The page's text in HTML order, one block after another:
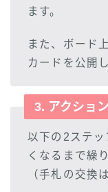
ます。
また、ボード
カードを公開
3. アクショ
以下の2ステ
くなるまで繰
（手札の交換